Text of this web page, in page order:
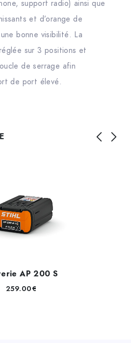
support radio) ainsi que
et d’orange de
bonne visibilité. La
sur 3 positions et
de serrage afin
de port élevé.
AP 200 S
259.00€